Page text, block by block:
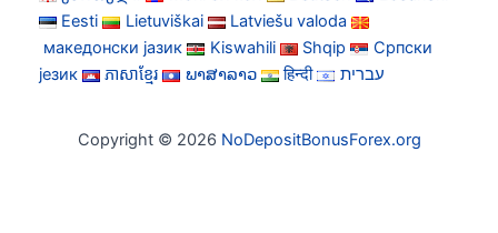
Eesti
Lietuviškai
Latviešu valoda
македонски јазик
Kiswahili Shqip
Српски
језик
ភាសាខ្មែរ ພາສາລາວ हिन्दी עברית
Copyright © 2026 NoDepositBonusForex.org